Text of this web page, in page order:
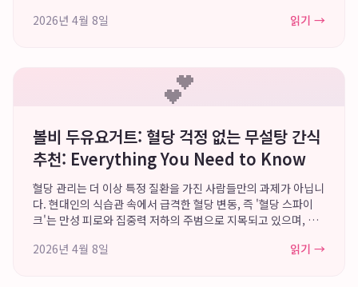
정에 막대한 영향력을 행사하는 ...
2026년 4월 8일 읽기 →
💕
볼비 두유요거트: 혈당 걱정 없는 무설탕 간식
추천: Everything You Need to Know
혈당 관리는 더 이상 특정 질환을 가진 사람들만의 과제가 아닙니
다. 현대인의 식습관 속에서 급격한 혈당 변동, 즉 '혈당 스파이
크'는 만성 피로와 집중력 저하의 주범으로 지목되고 있으며, 장
위해 혈당 수치를 안정적으로 ...
2026년 4월 8일 읽기 →